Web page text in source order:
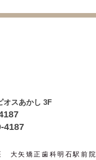
オスあかし 3F
4187
大矢矯正歯科明石駅前院